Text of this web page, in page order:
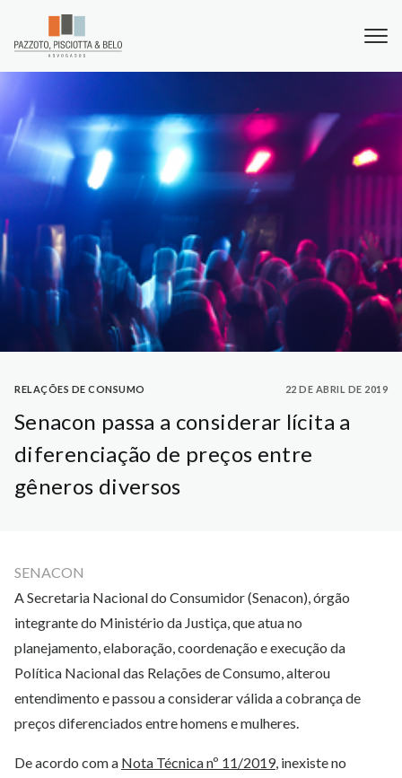
RELAÇÕES DE CONSUMO 22 DE ABRIL DE 2019
Senacon passa a considerar lícita a
diferenciação de preços entre
gêneros diversos
SENACON
A Secretaria Nacional do Consumidor (Senacon), órgão
integrante do Ministério da Justiça, que atua no
planejamento, elaboração, coordenação e execução da
Política Nacional das Relações de Consumo, alterou
entendimento e passou a considerar válida a cobrança de
preços diferenciados entre homens e mulheres.
De acordo com a Nota Técnica nº 11/2019, inexiste no